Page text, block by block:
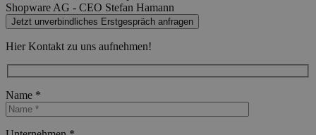
Shopware AG - CEO Stefan Hamann
Jetzt unverbindliches Erstgespräch anfragen
Hier Kontakt zu uns aufnehmen!
Name *